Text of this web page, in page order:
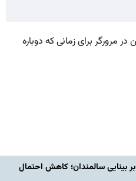
مرورگر برای زمانی که دوباره
تاثیر داروهای لاغری GLP-1 بر بینایی سالمندان؛ کاهش احتمال